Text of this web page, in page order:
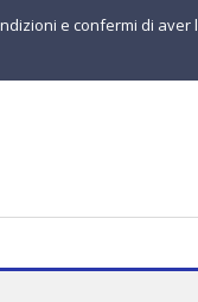
e confermi di